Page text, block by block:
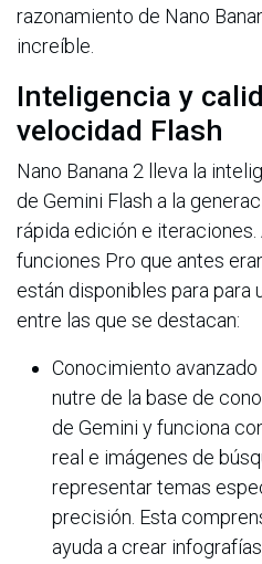
razonamiento de Nano
increíble.
Inteligencia y
velocidad Flash
Nano Banana 2 lleva la
de Gemini Flash a la
rápida edición e
funciones Pro que antes
están disponibles para para
entre las que se destacan:
Conocimiento
nutre de la base de
de Gemini y funciona
real e imágenes de
representar temas
precisión. Esta
ayuda a crear